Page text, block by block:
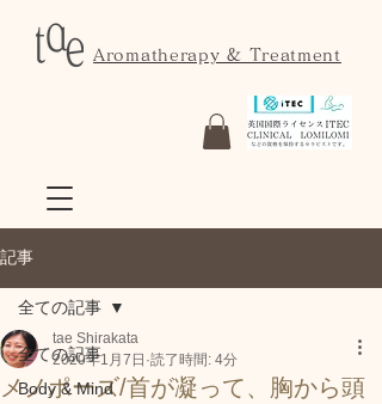
Aromatherapy & Treatment
記事
全ての記事
Body & Mind
全ての記事
メノポーズ/首が凝って、胸から頭
tae Shirakata
2020年1月7日 読了時間: 4分